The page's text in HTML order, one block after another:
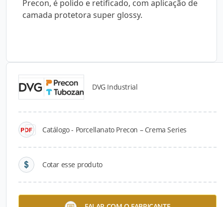
Precon, é polido e retificado, com aplicação de
camada protetora super glossy.
DVG Industrial
Catálogo - Porcellanato Precon – Crema Series
Cotar esse produto
Catálogos para Download
Telha de PVC Colonial